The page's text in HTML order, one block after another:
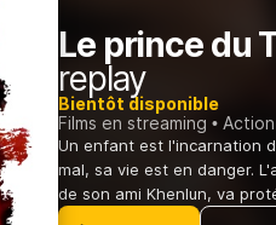
Le prince du
replay
Bientôt disponible
Films en streaming
Action
Un enfant est l'incarnation
mal, sa vie est en danger.
de son ami Khenlun, va